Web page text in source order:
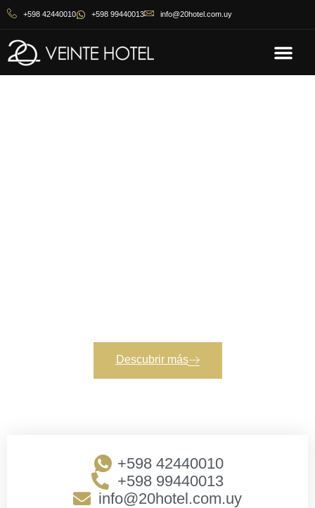
+598 42440010 +598 99440013 info@20hotel.com.uy
Descubrir más
+598 42440010
+598 99440013
info@20hotel.com.uy